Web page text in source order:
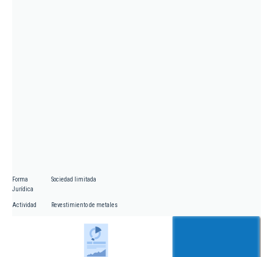
Forma
Jurídica
Sociedad limitada
Actividad Revestimiento de metales